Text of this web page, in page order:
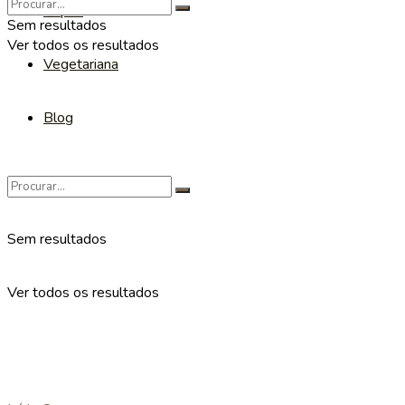
Sopas
Vegetariana
Blog
Sem resultados
Ver todos os resultados
Sem resultados
Ver todos os resultados